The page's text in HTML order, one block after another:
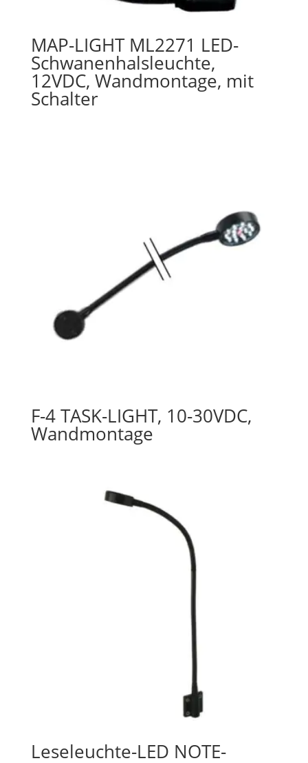
MAP-LIGHT ML2271 LED-
Schwanenhalsleuchte,
12VDC, Wandmontage, mit
Schalter
F-4 TASK-LIGHT, 10-30VDC,
Wandmontage
Leseleuchte-LED NOTE-